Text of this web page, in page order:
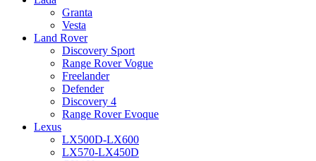
Granta
Vesta
Land Rover
Discovery Sport
Range Rover Vogue
Freelander
Defender
Discovery 4
Range Rover Evoque
Lexus
LX500D-LX600
LX570-LX450D